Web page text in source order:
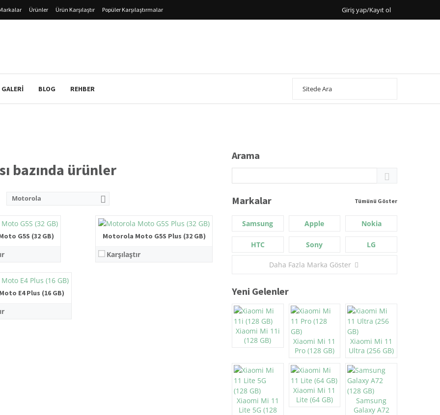
Ürünler Ürün Karşılaştır Popüler Karşılaştırmalar Giriş yap/Kayıt ol
BLOG REHBER
bazında ürünler
Motorola
G5S (32 GB)
Bellek, MicroSD Slot
MP Selfie Kamera
Şarj
→
Motorola Moto G5S Plus (32 GB)
Karşılaştır
:32GB Hafıza, 3GB Bellek, MicroSD Slot
:13/13 MP Ana, 8 MP Selfie Kamera
:3000 mAh, Hızlı Şarj
Detayları göster →
E4 Plus (16 GB)
Piksel, IPS
Bellek, MicroSD Slot
MP Selfie Kamera
Şarj
→
Arama
Markalar Tümünü Göster
Samsung Apple Nokia
HTC Sony LG
Daha Fazla Marka Göster
Yeni Gelenler
Xiaomi Mi 11i
(128 GB)
Xiaomi Mi 11
Pro (128 GB)
Xiaomi Mi 11
Ultra (256 GB)
Xiaomi Mi 11
Lite 5G (128
Xiaomi Mi 11
Lite (64 GB)
Samsung
Galaxy A72